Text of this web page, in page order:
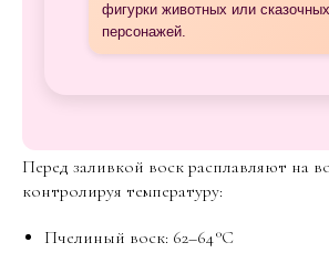
фигурки животных или сказочных
персонажей.
Перед заливкой воск расплавляют на
контролируя температуру:
Пчелиный воск: 62–64 °C